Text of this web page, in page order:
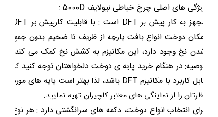
ویژگی های اصلی چرخ خیاطی نیولایف 5000D :
مجهز به کار پیش بر DFT است :
با قابلیت کارپیش بر DFT
امکان دوخت انواع بافت پارچه از ظریف تا ضخیم بدون جمع
شدن نخ وجود دارد، این مکانیزم به کشش نخ کمک می کند.
توصیه: در هنگام خرید پایه ی دوخت دلخواهتان توجه کنید که
قابل کاربرد با مکانیزم DFT باشد، لذا بهتر است پایه های مورد
نظرتان را از نماینگی های معتبر کاچیران تهیه نمایید.
برای انتخاب انواع دوخت، دکمه های سرانگشتی دارد :هر نوع